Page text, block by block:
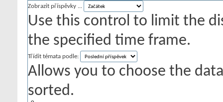
Zobrazit příspěvky ...
Use this control to limit the
the specified time frame.
Třídit témata podle:
Allows you to choose the
sorted.